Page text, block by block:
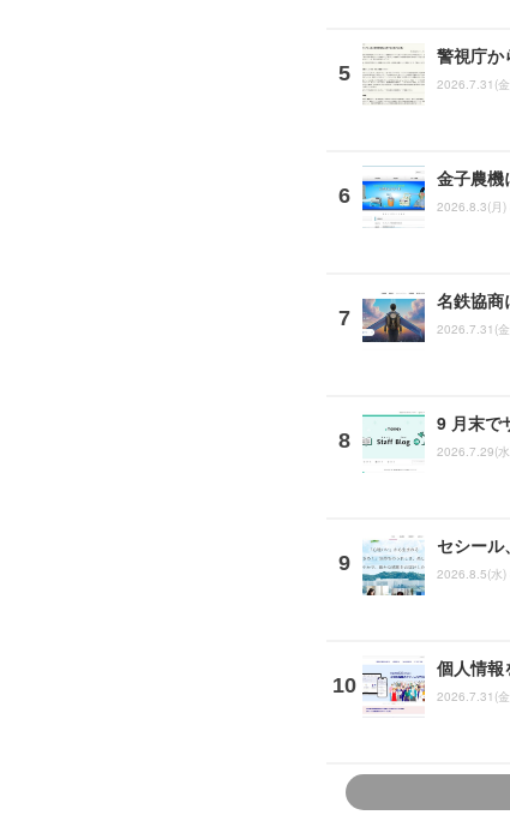
警視庁か
2026.7.31(
金子農機
2026.8.3(月)
名鉄協商
2026.7.31(
9 月末で
2026.7.29(
セシール
2026.8.5(水)
個人情報
2026.7.31(